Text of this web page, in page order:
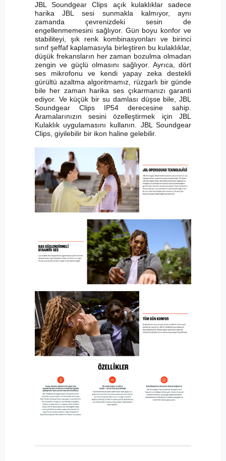
JBL Soundgear Clips açık kulaklıklar sadece
harika JBL sesi sunmakla kalmıyor, aynı
zamanda çevrenizdeki sesin de
engellenmemesini sağlıyor. Gün boyu konfor ve
stabiliteyi, şık renk kombinasyonları ve birinci
sınıf şeffaf kaplamasıyla birleştiren bu kulaklıklar,
düşük frekansların her zaman bozulma olmadan
zengin ve güçlü olmasını sağlıyor. Ayrıca, dört
ses mikrofonu ve kendi yapay zeka destekli
gürültü azaltma algoritmamız, rüzgarlı bir günde
bile her zaman harika ses çıkarmanızı garanti
ediyor. Ve küçük bir su damlası düşse bile, JBL
Soundgear Clips IP54 derecesine sahip.
Aramalarınızın sesini özelleştirmek için JBL
Kulaklık uygulamasını kullanın. JBL Soundgear
Clips, giyilebilir bir ikon haline gelebilir.